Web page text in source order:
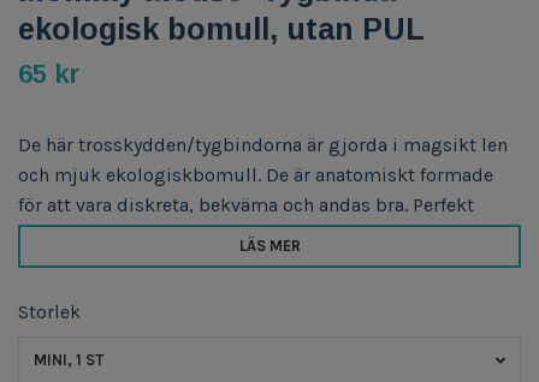
ekologisk bomull, utan PUL
65 kr
De här trosskydden/tygbindorna är gjorda i magsikt len
och mjuk ekologiskbomull. De är anatomiskt formade
för att vara diskreta, bekväma och andas bra. Perfekt
LÄS MER
Storlek
MINI, 1 ST